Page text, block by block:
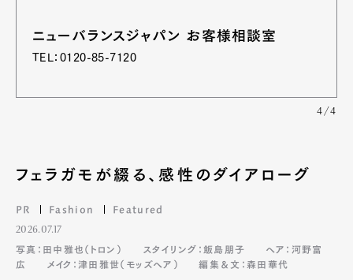
ProductCultureLifestyle
Pen Membership
Magazine
Official Columnist
About
ニューバランスジャパン お客様相談室
TEL：0120-85-7120
4/4
フェラガモが綴る、感性のダイアローグ
PR Fashion Featured
2026.07.17
写真：田中雅也（トロン）
スタイリング：飯島朋子
ヘア：河野富
広
メイク：津田雅世（モッズヘア） 編集＆文：森田華代